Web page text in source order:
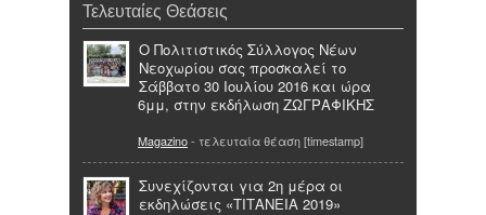
Τελευταίες Θεάσεις
Ο Πολιτιστικός Σύλλογος Νέων
Νεοχωρίου σας προσκαλεί το
Σάββατο 30 Ιουλίου 2016 και ώρα
6μμ, στην εκδήλωση ΖΩΓΡΑΦΙΚΗΣ
Magazino- τελευταία θέαση [timestamp]
Συνεχίζονται για 2η μέρα οι
εκδηλώσεις «ΤΙΤΑΝΕΙΑ 2019»